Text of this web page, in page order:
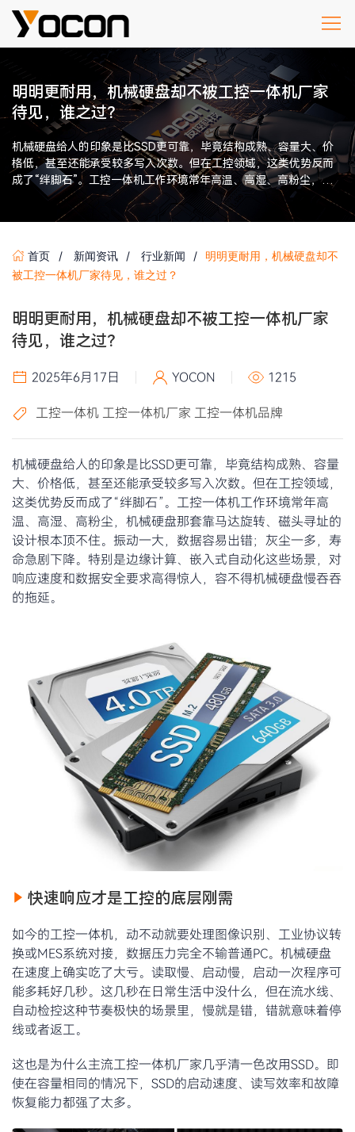
明明更耐用，机械硬盘却不被工控一体机厂家
待见，谁之过？
机械硬盘给人的印象是比SSD更可靠，毕竟结构成熟、容量大、价
格低，甚至还能承受较多写入次数。但在工控领域，这类优势反而
成了“绊脚石”。工控一体机工作环境常年高温、高湿、高粉尘，机
械硬盘那套靠马达旋转、 […]
首页 新闻资讯 行业新闻
明明更耐用，机械硬盘却不
被工控一体机厂家待见，谁之过？
明明更耐用，机械硬盘却不被工控一体机厂家
待见，谁之过？
2025年6月17日 YOCON 1215
工控一体机 工控一体机厂家 工控一体机品牌
机械硬盘给人的印象是比SSD更可靠，毕竟结构成熟、容量
大、价格低，甚至还能承受较多写入次数。但在工控领域，
这类优势反而成了“绊脚石”。工控一体机工作环境常年高
温、高湿、高粉尘，机械硬盘那套靠马达旋转、磁头寻址的
设计根本顶不住。振动一大，数据容易出错；灰尘一多，寿
命急剧下降。特别是边缘计算、嵌入式自动化这些场景，对
响应速度和数据安全要求高得惊人，容不得机械硬盘慢吞吞
的拖延。
快速响应才是工控的底层刚需
如今的工控一体机，动不动就要处理图像识别、工业协议转
换或MES系统对接，数据压力完全不输普通PC。机械硬盘
在速度上确实吃了大亏。读取慢、启动慢，启动一次程序可
能多耗好几秒。这几秒在日常生活中没什么，但在流水线、
自动检控这种节奏极快的场景里，慢就是错，错就意味着停
线或者返工。
这也是为什么主流工控一体机厂家几乎清一色改用SSD。即
使在容量相同的情况下，SSD的启动速度、读写效率和故障
恢复能力都强了太多。